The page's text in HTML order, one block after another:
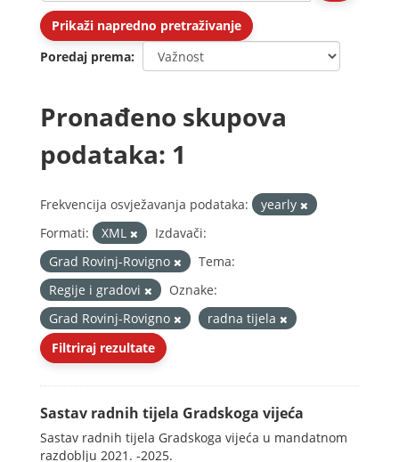
Prikaži napredno pretraživanje
Poredaj prema
Pronađeno skupova
podataka: 1
Frekvencija osvježavanja podataka:
yearly
Formati:
XML
Izdavači:
Grad Rovinj-Rovigno
Tema:
Regije i gradovi
Oznake:
Grad Rovinj-Rovigno
radna tijela
Filtriraj rezultate
Sastav radnih tijela Gradskoga vijeća
Sastav radnih tijela Gradskoga vijeća u mandatnom
razdoblju 2021. -2025.